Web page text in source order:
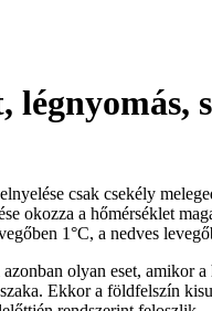
csak csekély
okozza a hőmérséklet
1°C, a nedves
olyan eset,
Ekkor a földfelszín